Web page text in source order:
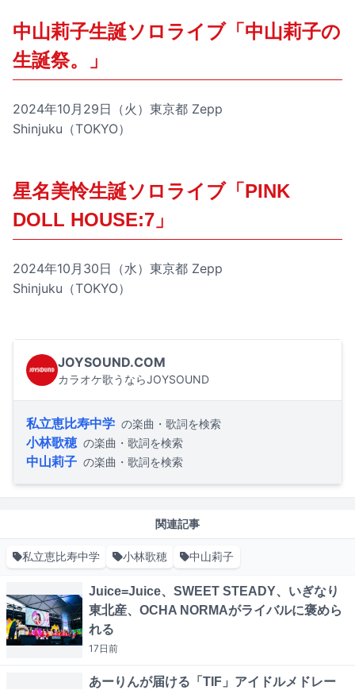
中山莉子生誕ソロライブ「中山莉子の
生誕祭。」
2024年10月29日（火）東京都 Zepp
Shinjuku（TOKYO）
星名美怜生誕ソロライブ「PINK
DOLL HOUSE:7」
2024年10月30日（水）東京都 Zepp
Shinjuku（TOKYO）
JOYSOUND.COM
カラオケ歌うならJOYSOUND
私立恵比寿中学 の楽曲・歌詞を検索
小林歌穂 の楽曲・歌詞を検索
中山莉子 の楽曲・歌詞を検索
関連記事
私立恵比寿中学 小林歌穂 中山莉子
Juice=Juice、SWEET STEADY、いぎなり
東北産、OCHA NORMAがライバルに褒めら
れる
17日前
あーりんが届ける「TIF」アイドルメドレー